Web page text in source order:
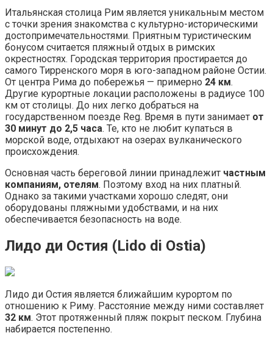
Итальянская столица Рим является уникальным местом
с точки зрения знакомства с культурно-историческими
достопримечательностями. Приятным туристическим
бонусом считается пляжный отдых в римских
окрестностях. Городская территория простирается до
самого Тирренского моря в юго-западном районе Остии.
От центра Рима до побережья — примерно 24 км.
Другие курортные локации расположены в радиусе 100
км от столицы. До них легко добраться на
государственном поезде Reg. Время в пути занимает от
30 минут до 2,5 часа. Те, кто не любит купаться в
морской воде, отдыхают на озерах вулканического
происхождения.
Основная часть береговой линии принадлежит частным
компаниям, отелям. Поэтому вход на них платный.
Однако за такими участками хорошо следят, они
оборудованы пляжными удобствами, и на них
обеспечивается безопасность на воде.
Лидо ди Остия (Lido di Ostia)
Лидо ди Остия является ближайшим курортом по
отношению к Риму. Расстояние между ними составляет
32 км. Этот протяженный пляж покрыт песком. Глубина
набирается постепенно.